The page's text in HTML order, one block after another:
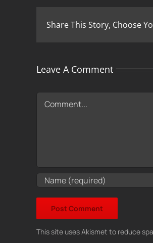
Share This Story, Choose
Leave A Comment
Comment
This site uses Akismet to reduce